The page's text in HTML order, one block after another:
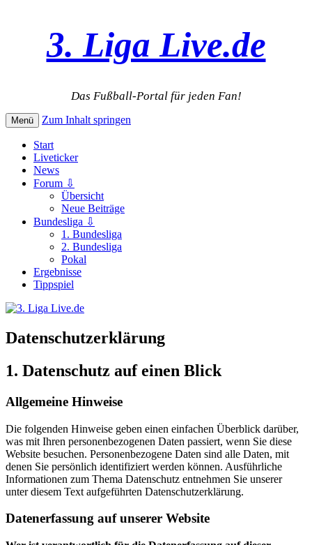
3. Liga Live.de
Das Fußball-Portal für jeden Fan!
Menü Zum Inhalt springen
Start
Liveticker
News
Forum ⇩
Übersicht
Neue Beiträge
Bundesliga ⇩
1. Bundesliga
2. Bundesliga
Pokal
Ergebnisse
Tippspiel
Datenschutzerklärung
1. Datenschutz auf einen Blick
Allgemeine Hinweise
Die folgenden Hinweise geben einen einfachen Überblick darüber,
was mit Ihren personenbezogenen Daten passiert, wenn Sie diese
Website besuchen. Personenbezogene Daten sind alle Daten, mit
denen Sie persönlich identifiziert werden können. Ausführliche
Informationen zum Thema Datenschutz entnehmen Sie unserer
unter diesem Text aufgeführten Datenschutzerklärung.
Datenerfassung auf unserer Website